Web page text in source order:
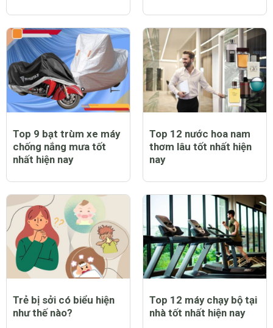
Top 9 bạt trùm xe máy
chống nắng mưa tốt
nhất hiện nay
Top 12 nước hoa nam
thơm lâu tốt nhất hiện
nay
Trẻ bị sởi có biểu hiện
như thế nào?
Top 12 máy chạy bộ tại
nhà tốt nhất hiện nay